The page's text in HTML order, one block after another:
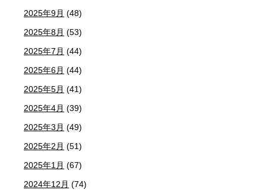
2025年9月 (48)
2025年8月 (53)
2025年7月 (44)
2025年6月 (44)
2025年5月 (41)
2025年4月 (39)
2025年3月 (49)
2025年2月 (51)
2025年1月 (67)
2024年12月 (74)